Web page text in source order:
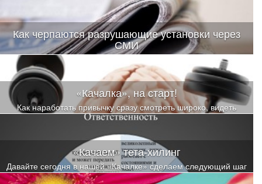
выплатить миллион долларов
Как черпаются разрушающие установки через
СМИ
Пока человек дочитал статью до конца, он на уровне эмоций,
чувств и образов примерил на себя роль сперва члена семьи, в
которой есть онкопациент, а затем и самого онкобольного
«Качалка», на старт!
Как наработать привычку сразу смотреть широко, видеть
максимальное количество вариантов и выбирать из них уже
«Качаем» тета-хилинг
Давайте сегодня в нашей «Качалке» сделаем следующий шаг
по тренировке расширения восприятия